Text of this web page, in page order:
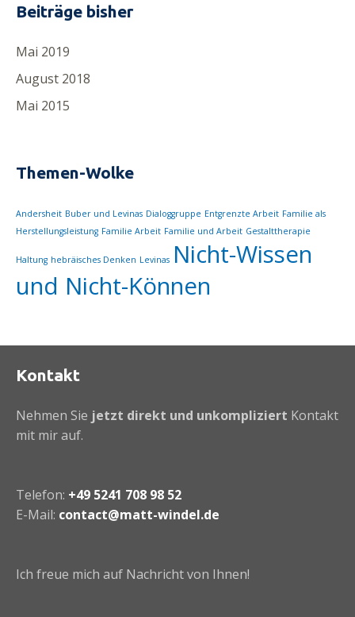
Beiträge bisher
Mai 2019
August 2018
Mai 2015
Themen-Wolke
Andersheit Buber und Levinas Dialoggruppe Entgrenzte Arbeit Familie als
Herstellungsleistung Familie Arbeit Familie und Arbeit Gestalttherapie
Haltung hebräisches Denken Levinas Nicht-Wissen
und Nicht-Können
Kontakt
Nehmen Sie jetzt direkt und unkompliziert Kontakt
mit mir auf.
Telefon: +49 5241 708 98 52
E-Mail: contact@matt-windel.de
Ich freue mich auf Nachricht von Ihnen!